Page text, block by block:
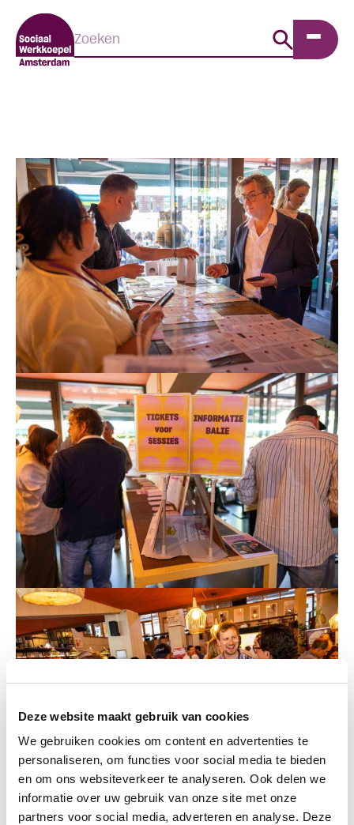
Deze website maakt gebruik van cookies
We gebruiken cookies om content en advertenties te
personaliseren, om functies voor social media te bieden
en om ons websiteverkeer te analyseren. Ook delen we
informatie over uw gebruik van onze site met onze
partners voor social media, adverteren en analyse. Deze